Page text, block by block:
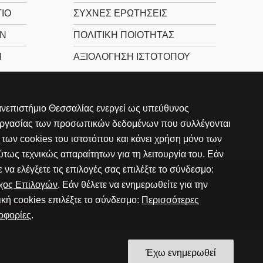
Θεσσαλίας ενεργεί ως υπεύθυνος
των προσωπικών δεδομένων που συλλέγονται
cookies του ιστοτόπου και κάνει χρήση μόνο των
τεχνικώς απαραίτητων για τη λειτουργία του. Εάν
να ελέγξετε τις επιλογές σας επιλέξτε το σύνδεσμο:
Επιλογών. Εάν θέλετε να ενημερωθείτε για την
cookies επιλέξτε το σύνδεσμο: Περισσότερες
.
Έχω ενημερωθεί
ΣΥΧΝΕΣ ΕΡΩΤΗΣΕΙΣ
ΠΟΛΙΤΙΚΉ ΠΟΙΌΤΗΤΑΣ
ΑΞΙΟΛΌΓΗΣΗ ΙΣΤΌΤΟΠΟΥ